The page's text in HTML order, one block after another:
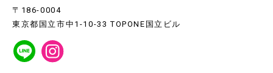
〒186-0004
東京都国立市中1-10-33 TOPONE国立ビル